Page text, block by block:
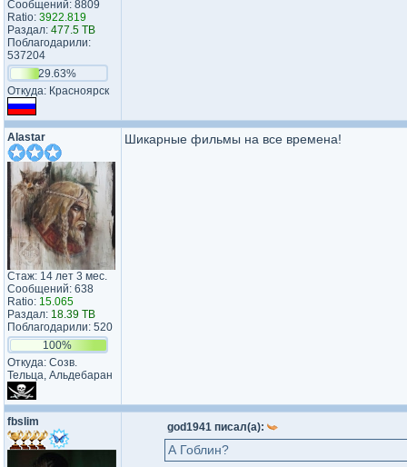
Сообщений: 8809
Ratio: 3922.819
Раздал: 477.5 TB
Поблагодарили:
537204
29.63%
Откуда: Красноярск
Alastar
Стаж: 14 лет 3 мес.
Сообщений: 638
Ratio: 15.065
Раздал: 18.39 TB
Поблагодарили: 520
100%
Откуда: Созв.
Тельца, Альдебаран
Шикарные фильмы на все времена!
fbslim god1941 писал(а):
А Гоблин?